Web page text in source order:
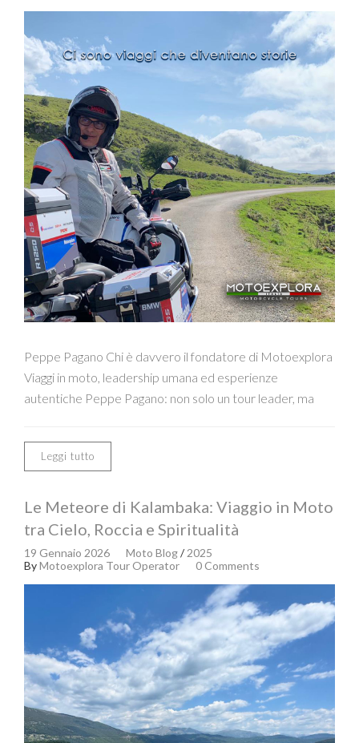
Peppe Pagano Chi è davvero il fondatore di Motoexplora
Viaggi in moto, leadership umana ed esperienze
autentiche Peppe Pagano: non solo un tour leader, ma
Leggi tutto
Le Meteore di Kalambaka: Viaggio in Moto
tra Cielo, Roccia e Spiritualità
19 Gennaio 2026 Moto Blog/2025
ByMotoexplora Tour Operator 0 Comments